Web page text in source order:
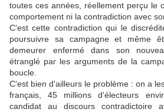
toutes ces années, réellement perçu le
comportement ni la contradiction avec
C'est cette contradiction qui le
poursuivre sa campagne et même
demeurer enfermé dans son
étranglé par les arguments de la
boucle.
C'est bien d'ailleurs le problème : on a
français, 45 millions d'électeurs
candidat au discours contradictoire